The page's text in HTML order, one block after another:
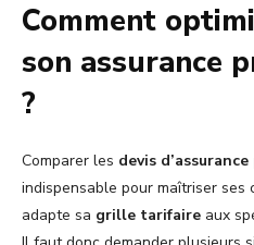
Comment
son assurance
?
Comparer les devis
indispensable pour maîtriser ses
adapte sa grille tarifaire aux